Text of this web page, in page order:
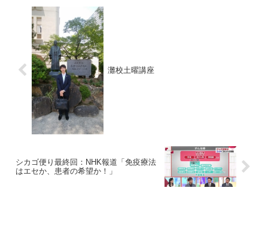
灘校土曜講座
シカゴ便り最終回：NHK報道「免疫療法
はエセか、患者の希望か！」